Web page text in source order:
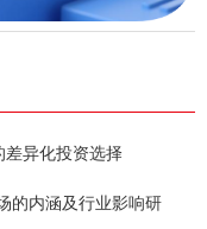
差异化投资选择
的内涵及行业影响研